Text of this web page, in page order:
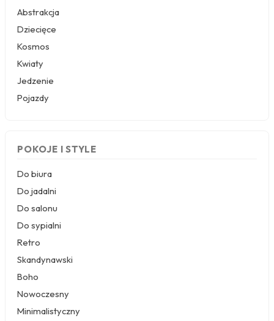
Abstrakcja
Dziecięce
Kosmos
Kwiaty
Jedzenie
Pojazdy
POKOJE I STYLE
Do biura
Do jadalni
Do salonu
Do sypialni
Retro
Skandynawski
Boho
Nowoczesny
Minimalistyczny